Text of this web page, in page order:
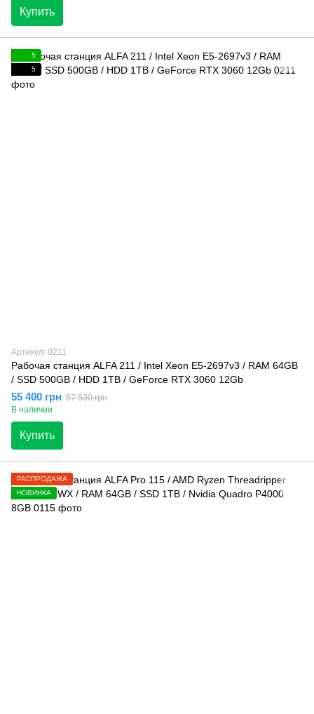
Купить
5
5
Артикул: 0211
Рабочая станция ALFA 211 / Intel Xeon E5-2697v3 / RAM 64GB
/ SSD 500GB / HDD 1TB / GeForce RTX 3060 12Gb
55 400 грн 57 530 грн
В наличии
Купить
РАСПРОДАЖА
НОВИНКА